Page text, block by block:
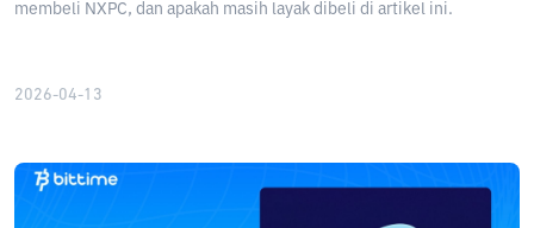
membeli NXPC, dan apakah masih layak dibeli di artikel ini.
2026-04-13